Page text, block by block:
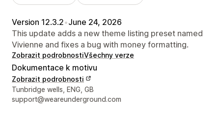
Version 12.3.2•June 24, 2026
This update adds a new theme listing preset named
Vivienne and fixes a bug with money formatting.
Zobrazit podrobnostiVšechny verze
Dokumentace k motivu
Zobrazit podrobnosti
Kontaktní údaje designéra
Tunbridge wells, ENG, GB
support@weareunderground.com